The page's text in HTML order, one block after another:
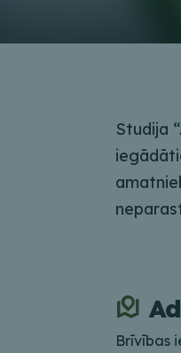
Studija
Brīvības